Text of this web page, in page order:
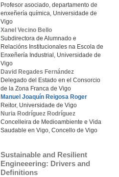
Profesor asociado, departamento de
enxeñería química, Universidade de
Vigo
Xanel Vecino Bello
Subdirectora de Alumnado e
Relacións Institucionales na Escola de
Enxeñería Industrial, Universidade de
Vigo
David Regades Fernández
Delegado del Estado en el Consorcio
de la Zona Franca de Vigo
Manuel Joaquín Reigosa Roger
Reitor, Universidade de Vigo
Nuria Rodríguez Rodríguez
Concelleira de Medioambiente e Vida
Saudable en Vigo, Concello de Vigo
Sustainable and Resilient
Engineeering: Drivers and
Definitions